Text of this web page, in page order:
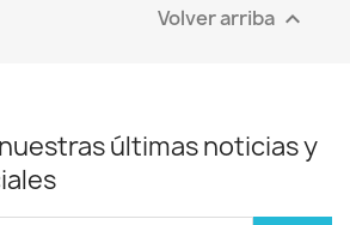
Volver arriba 
últimas noticias y